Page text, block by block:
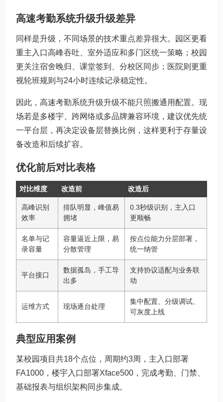
高速考勤系统升级升级差异
同样是升级，不同场景的技术重点差异很大。园区更看
重主入口高峰吞吐、室外适应和多门区统一策略；校园
更关注宿舍晚归、课堂签到、分校区同步；医院则更重
视轮班规则与24小时连续记录稳定性。
因此，高速考勤系统升级升级不能只照搬通用配置。现
场若是多楼宇、跨网络或多品牌兼容环境，建议优先统
一平台层，再决定设备层替换比例，这样更利于存量设
备改造和后续扩容。
优化前后对比表格
对比维度 改造前 改造后
高峰识别
效率
排队明显，峰值易
拥堵
0.3秒级识别，主入口
更顺畅
名单与记
录容量
容量逼近上限，易
分散管理
按点位能力分层部署，
统一纳管
平台接口
数据孤岛，手工导
出多
支持协议适配与业务联
动
运维方式 现场逐台处理
集中配置、分级调试、
可灰度上线
典型应用案例
某校园项目共18个点位，周期约3周，主入口部署
FA1000，楼宇入口部署Xface500，完成考勤、门禁、
基础报表与组织架构同步集成。